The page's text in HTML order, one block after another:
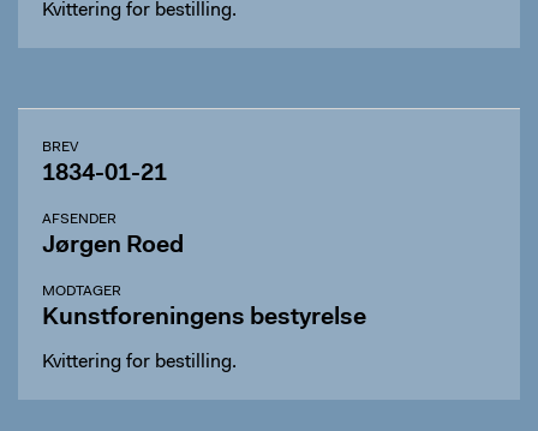
Kvittering for bestilling.
BREV
1834-01-21
AFSENDER
Jørgen Roed
MODTAGER
Kunstforeningens bestyrelse
Kvittering for bestilling.